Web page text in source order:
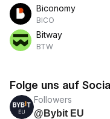
Biconomy
BICO
Bitway
BTW
Folge uns auf
Followers
@Bybit EU